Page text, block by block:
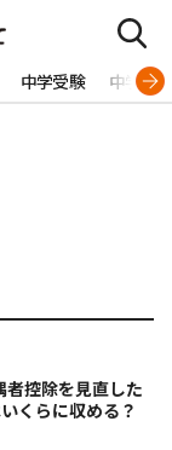
中学受験 中学生
控除を見直した
くらに収める？